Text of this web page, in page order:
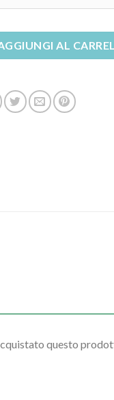
AL
questo